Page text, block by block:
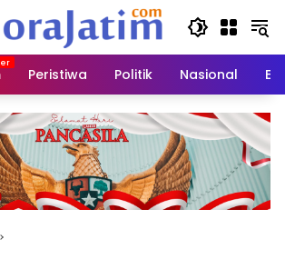
Peristiwa Politik Nasional